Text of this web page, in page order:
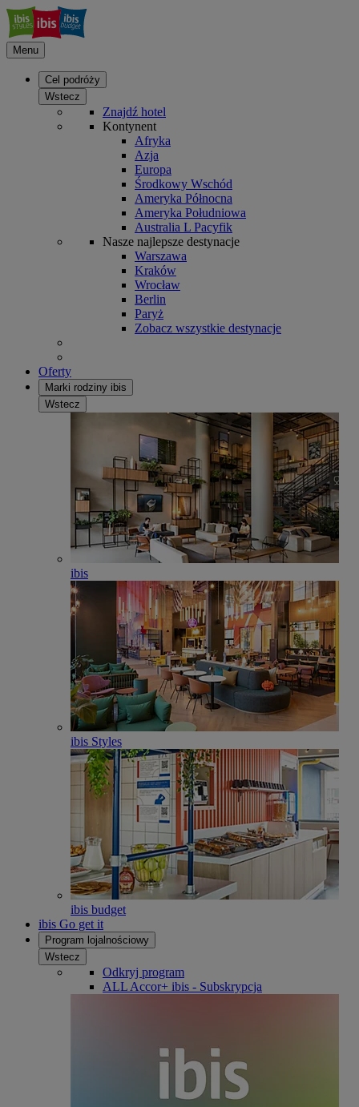
Menu
Cel podróży
Wstecz
Znajdź hotel
Kontynent
Afryka
Azja
Europa
Środkowy Wschód
Ameryka Północna
Ameryka Południowa
Australia L Pacyfik
Nasze najlepsze destynacje
Warszawa
Kraków
Wrocław
Berlin
Paryż
Zobacz wszystkie destynacje
Oferty
Marki rodziny ibis
Wstecz
ibis
ibis Styles
ibis budget
ibis Go get it
Program lojalnościowy
Wstecz
Odkryj program
ALL Accor+ ibis - Subskrypcja